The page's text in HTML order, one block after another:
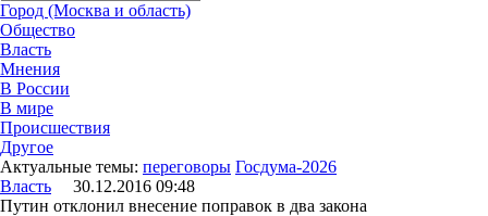
Город (Москва и область)
Общество
Власть
Мнения
В России
В мире
Происшествия
Другое
Актуальные темы: переговоры Госдума-2026
Власть 30.12.2016 09:48
Путин отклонил внесение поправок в два закона